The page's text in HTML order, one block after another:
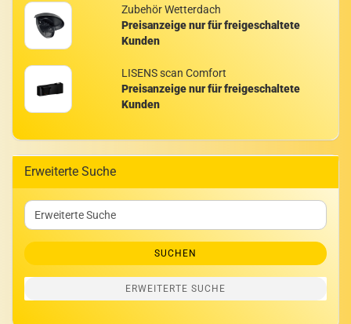
Zu­be­hör Wet­ter­dach
Preisanzeige nur für freigeschaltete
Kunden
LI­SENS scan Com­fort
Preisanzeige nur für freigeschaltete
Kunden
Erweiterte Suche
Erweiterte
Suche
SUCHEN
ERWEITERTE SUCHE